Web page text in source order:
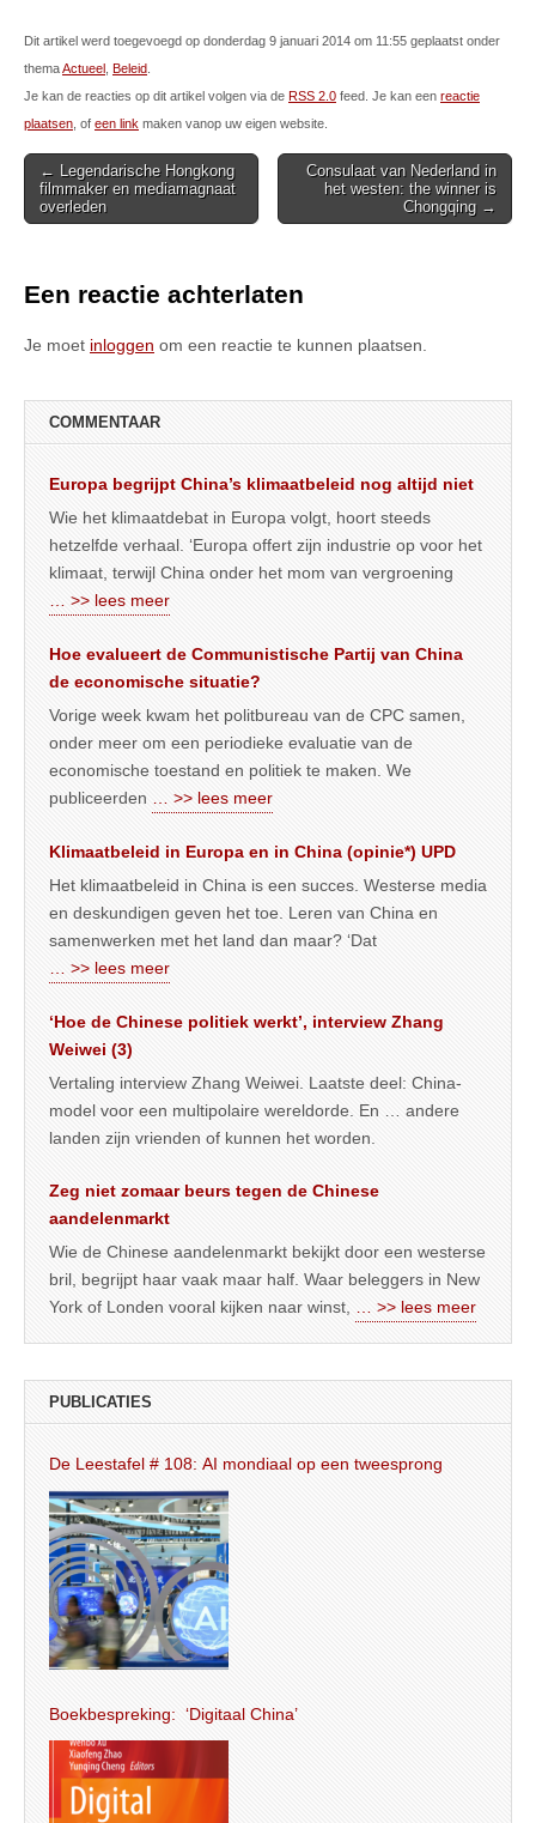
Dit artikel werd toegevoegd op donderdag 9 januari 2014 om 11:55 geplaatst onder
themaActueel Beleid
Je kan de reacties op dit artikel volgen via de RSS 2.0 feed. Je kan een reactie
plaatsen , of een link maken vanop uw eigen website.
Post
navigation
← Legendarische Hongkong
filmmaker en mediamagnaat
overleden
Consulaat van Nederland in
het westen: the winner is
Chongqing →
Een reactie achterlaten
Je moet inloggen om een reactie te kunnen plaatsen.
COMMENTAAR
Europa begrijpt China’s klimaatbeleid nog altijd niet
Wie het klimaatdebat in Europa volgt, hoort steeds
hetzelfde verhaal. ‘Europa offert zijn industrie op voor het
klimaat, terwijl China onder het mom van vergroening
… >> lees meer
Hoe evalueert de Communistische Partij van China
de economische situatie?
Vorige week kwam het politbureau van de CPC samen,
onder meer om een periodieke evaluatie van de
economische toestand en politiek te maken. We
publiceerden … >> lees meer
Klimaatbeleid in Europa en in China (opinie*) UPD
Het klimaatbeleid in China is een succes. Westerse media
en deskundigen geven het toe. Leren van China en
samenwerken met het land dan maar? ‘Dat
… >> lees meer
‘Hoe de Chinese politiek werkt’, interview Zhang
Weiwei (3)
Vertaling interview Zhang Weiwei. Laatste deel: China-
model voor een multipolaire wereldorde. En … andere
landen zijn vrienden of kunnen het worden.
Zeg niet zomaar beurs tegen de Chinese
aandelenmarkt
Wie de Chinese aandelenmarkt bekijkt door een westerse
bril, begrijpt haar vaak maar half. Waar beleggers in New
York of Londen vooral kijken naar winst, … >> lees meer
PUBLICATIES
De Leestafel # 108: AI mondiaal op een tweesprong
Boekbespreking: ‘Digitaal China’